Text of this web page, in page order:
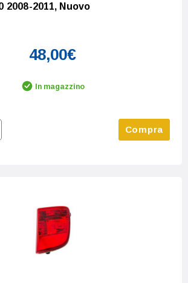
2008-2011, Nuovo
48,00€
In magazzino
Quantity:
Compra